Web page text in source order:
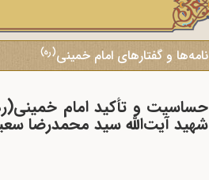
نامه‌ها و گفتارهای امام خمینی(ره)
حساسیت و تأکید امام
شهید آیت‌الله سید محمدرضا